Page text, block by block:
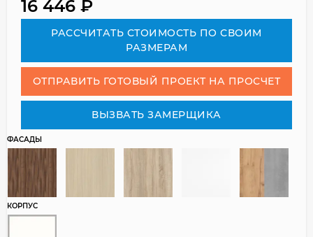
16 446 ₽
РАСCЧИТАТЬ СТОИМОСТЬ ПО СВОИМ
РАЗМЕРАМ
ОТПРАВИТЬ ГОТОВЫЙ ПРОЕКТ НА ПРОСЧЕТ
ВЫЗВАТЬ ЗАМЕРЩИКА
ФАСАДЫ
КОРПУС